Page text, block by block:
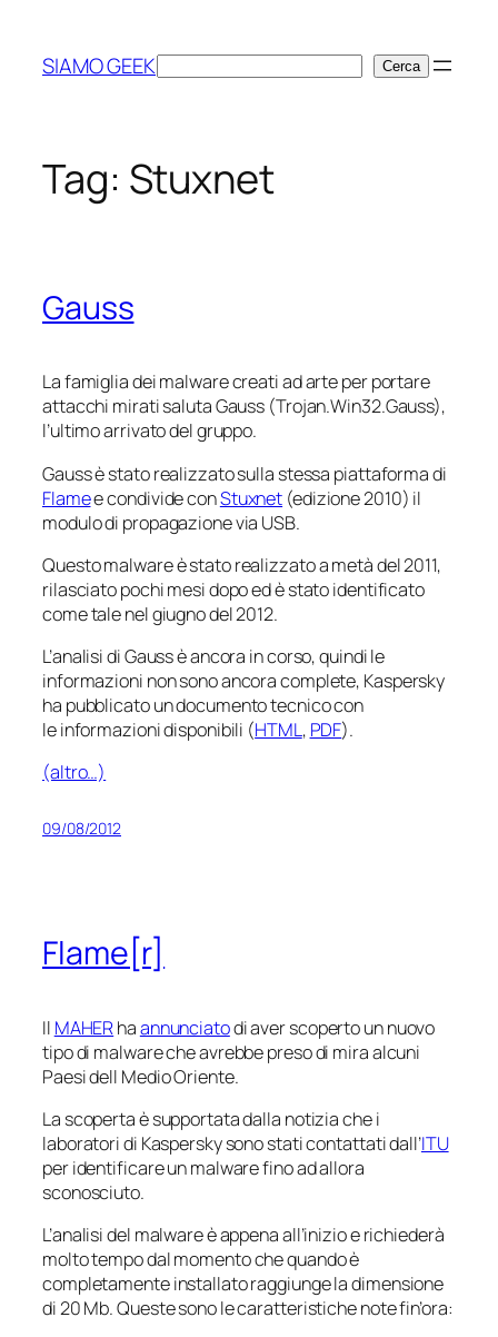
contenuto
SIAMO GEEKCerca Cerca
Tag: Stuxnet
Gauss
La famiglia dei malware creati ad arte per portare
attacchi mirati saluta Gauss (Trojan.Win32.Gauss),
l’ultimo arrivato del gruppo.
Gauss è stato realizzato sulla stessa piattaforma di
Flamee condivide conStuxnet (edizione 2010) il
modulo di propagazione via USB.
Questo malware è stato realizzato a metà del 2011,
rilasciato pochi mesi dopo ed è stato identificato
come tale nel giugno del 2012.
L’analisi di Gauss è ancora in corso, quindi le
informazioni non sono ancora complete, Kaspersky
ha pubblicato un documento tecnico con
le informazioni disponibili (HTML, PDF).
(altro…)
09/08/2012
Flame[r]
Il MAHERhaannunciatodi aver scoperto un nuovo
tipo di malware che avrebbe preso di mira alcuni
Paesi dell Medio Oriente.
La scoperta è supportata dalla notizia che i
laboratori di Kaspersky sono stati contattati dall’ITU
per identificare un malware fino ad allora
sconosciuto.
L’analisi del malware è appena all’inizio e richiederà
molto tempo dal momento che quando è
completamente installato raggiunge la dimensione
di 20 Mb. Queste sono le caratteristiche note fin’ora: